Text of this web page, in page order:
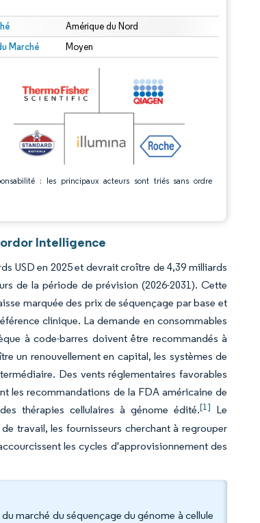
Amérique du Nord
Marché Moyen
: les principaux acteurs sont triés sans ordre
La réutilisation nécessite une attribution sous CC BY 4.0.
Intelligence
USD en 2025 et devrait croître de 4,39 milliards
de la période de prévision (2026-2031). Cette
marquée des prix de séquençage par base et
clinique. La demande en consommables
à code-barres doivent être recommandés à
un renouvellement en capital, les systèmes de
Des vents réglementaires favorables
les recommandations de la FDA américaine de
thérapies cellulaires à génome édité.[1] Le
travail, les fournisseurs cherchant à regrouper
les cycles d'approvisionnement des
marché du séquençage du génome à cellule